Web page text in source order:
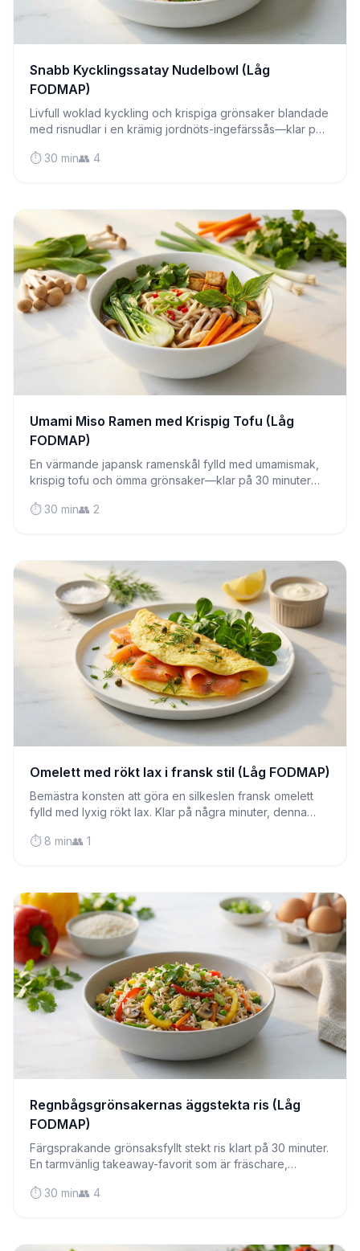
Snabb Kycklingssatay Nudelbowl (Låg
FODMAP)
Livfull woklad kyckling och krispiga grönsaker blandade
med risnudlar i en krämig jordnöts-ingefärssås—klar på
⏱️ 30 min👥 4
Umami Miso Ramen med Krispig Tofu (Låg
FODMAP)
En värmande japansk ramenskål fylld med umamismak,
krispig tofu och ömma grönsaker—klar på 30 minuter
⏱️ 30 min👥 2
Omelett med rökt lax i fransk stil (Låg FODMAP)
Bemästra konsten att göra en silkeslen fransk omelett
fylld med lyxig rökt lax. Klar på några minuter, denna
⏱️ 8 min👥 1
Regnbågsgrönsakernas äggstekta ris (Låg
FODMAP)
Färgsprakande grönsaksfyllt stekt ris klart på 30 minuter.
En tarmvänlig takeaway-favorit som är fräschare,
⏱️ 30 min👥 4